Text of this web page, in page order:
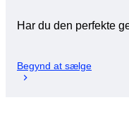
Har du den perfekte
Begynd at sælge